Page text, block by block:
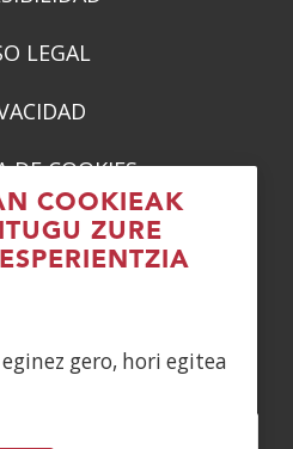
COOKIEAK
ZURE
gero, hori egitea
LEGAL
DE COOKIES
en: